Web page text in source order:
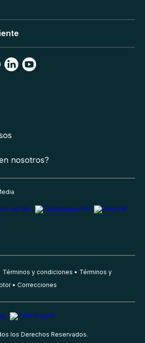
nosotros?
Términos y condiciones
Términos y
Correcciones
los Derechos Reservados.